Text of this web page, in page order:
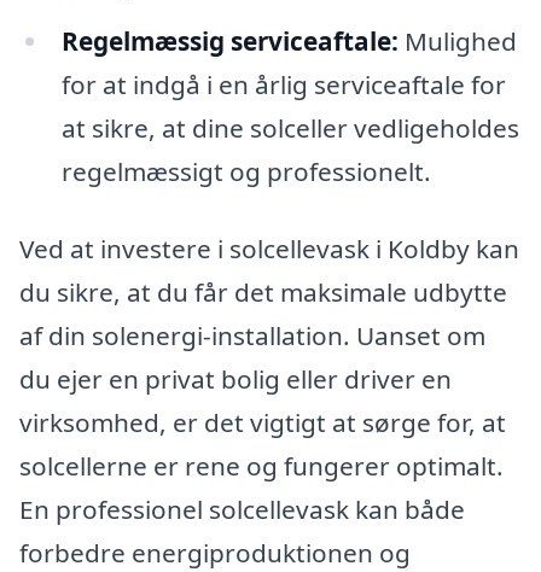
Regelmæssig serviceaftale: Mulighed
for at indgå i en årlig serviceaftale for
at sikre, at dine solceller vedligeholdes
regelmæssigt og professionelt.
Ved at investere i solcellevask i Koldby kan
du sikre, at du får det maksimale udbytte
af din solenergi-installation. Uanset om
du ejer en privat bolig eller driver en
virksomhed, er det vigtigt at sørge for, at
solcellerne er rene og fungerer optimalt.
En professionel solcellevask kan både
forbedre energiproduktionen og